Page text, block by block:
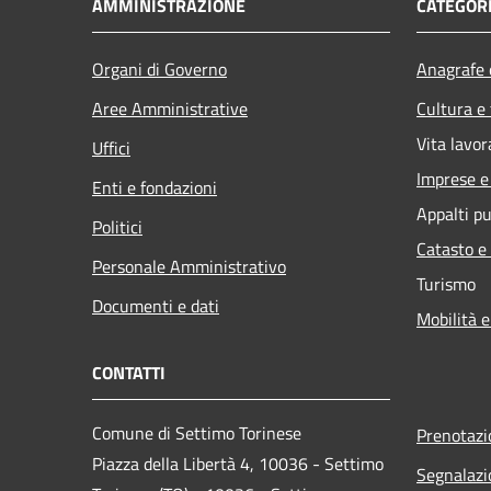
AMMINISTRAZIONE
Organi di Governo
Aree Amministrative
Uffici
Enti e fondazioni
Politici
Personale Amministrativo
Documenti e dati
Cultura
Vita
Imprese
Appalti
Catasto
Turismo
Mobilità
CONTATTI
Comune di Settimo Torinese
Piazza della Libertà 4, 10036 - Settimo